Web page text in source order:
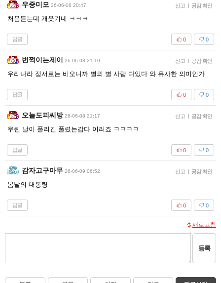
우중미모 26-06-08 20:47 신고 | 공감 확인
처음듣는데 개웃기네 ㅋㅋㅋ
답글 0
0
번쩍이는제이 26-06-08 21:10 신고 | 공감 확인
우리나라 정서로는 비오니까 별의 별 사람 다있다 와 유사한 의미인가
답글 0
0
오늘도피씨방 26-06-08 21:17 신고 | 공감 확인
우린 날이 풀리긴 풀렸는갑다 이러죠 ㅋㅋㅋㅋ
답글 0
0
감자고구마무 26-06-09 06:52 신고 | 공감 확인
봄날의 대통령
답글 0
0
새로고침
등록